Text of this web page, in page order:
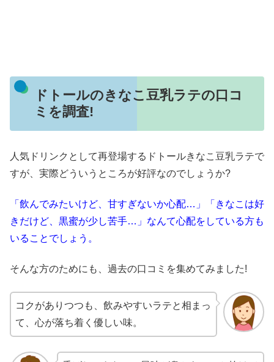
ドトールのきなこ豆乳ラテの口コ
ミを調査!
人気ドリンクとして再登場するドトールきなこ豆乳ラテで
すが、実際どういうところが好評なのでしょうか?
「飲んでみたいけど、甘すぎないか心配…」「きなこは好
きだけど、黒蜜が少し苦手…」なんて心配をしている方も
いることでしょう。
そんな方のためにも、過去の口コミを集めてみました!
コクがありつつも、飲みやすいラテと相まっ
て、心が落ち着く優しい味。